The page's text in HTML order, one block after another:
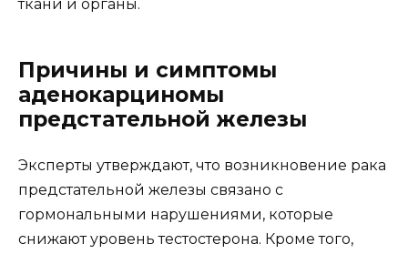
ткани и органы.
Причины и симптомы
аденокарциномы
предстательной железы
Эксперты утверждают, что возникновение рака
предстательной железы связано с
гормональными нарушениями, которые
снижают уровень тестостерона. Кроме того,